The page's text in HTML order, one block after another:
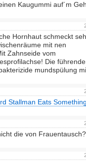
Kaugummi auf´m
Hornhaut schmeckt
mit nen
Zahnseide vom
Die
mundspülung
Stallman Eats
die von